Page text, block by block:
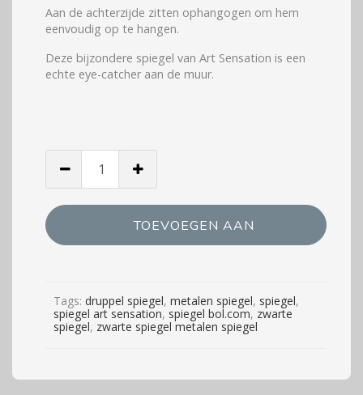
Aan de achterzijde zitten ophangogen om hem
eenvoudig op te hangen.
Deze bijzondere spiegel van Art Sensation is een
echte eye-catcher aan de muur.
hoeveelheid
TOEVOEGEN AAN
Tags: druppel spiegel, metalen spiegel, spiegel,
spiegel art sensation, spiegel bol.com, zwarte
spiegel, zwarte spiegel metalen spiegel